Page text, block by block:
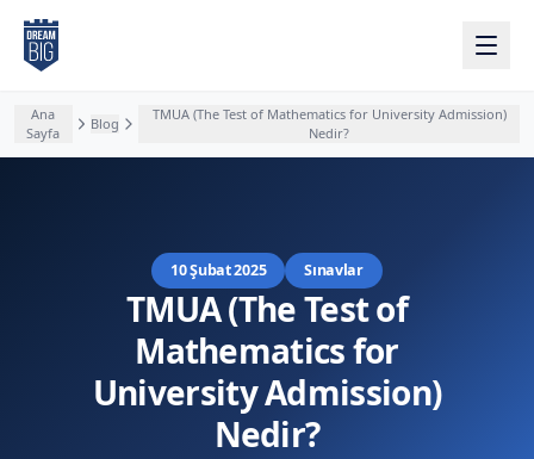
Ana içeriğe atla
Ana
Sayfa
Blog
TMUA (The Test of Mathematics for University Admission)
Nedir?
10 Şubat 2025 Sınavlar
TMUA (The Test of
Mathematics for
University Admission)
Nedir?